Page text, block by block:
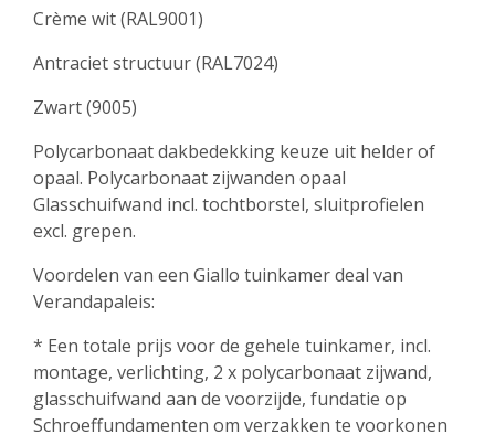
Crème wit (RAL9001)
Antraciet structuur (RAL7024)
Zwart (9005)
Polycarbonaat dakbedekking keuze uit helder of
opaal. Polycarbonaat zijwanden opaal
Glasschuifwand incl. tochtborstel, sluitprofielen
excl. grepen.
Voordelen van een Giallo tuinkamer deal van
Verandapaleis:
* Een totale prijs voor de gehele tuinkamer, incl.
montage, verlichting, 2 x polycarbonaat zijwand,
glasschuifwand aan de voorzijde, fundatie op
Schroeffundamenten om verzakken te voorkonen